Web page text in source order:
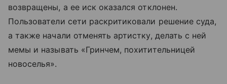
возвращены, а ее иск оказался отклонен.
Пользователи сети раскритиковали решение суда,
а также начали отменять артистку, делать с ней
мемы и называть «Гринчем, похитительницей
новоселья».